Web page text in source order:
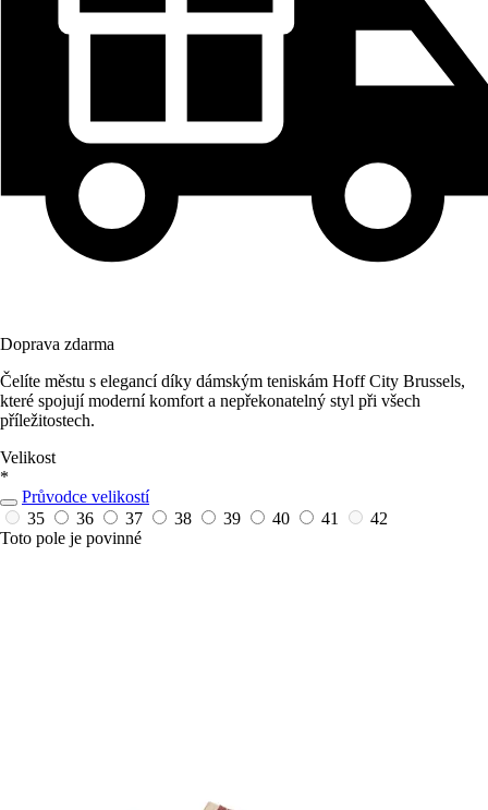
Doprava zdarma
Čelíte městu s elegancí díky dámským teniskám Hoff City Brussels,
které spojují moderní komfort a nepřekonatelný styl při všech
příležitostech.
Velikost
*
Průvodce velikostí
35
36 37 38 39 40 41
42
Toto pole je povinné